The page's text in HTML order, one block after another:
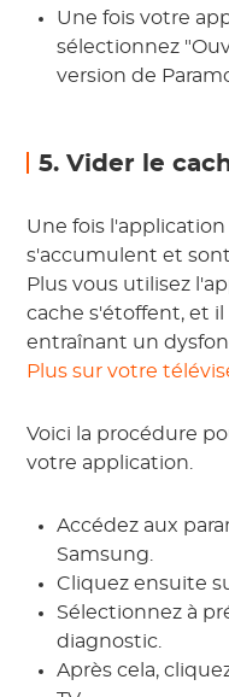
Une fois votre
sélectionnez
version de
5. Vider le
Une fois
s'accumulent et
Plus vous utilisez
cache s'étoffent, et
entraînant un
Plus sur votre
Voici la procédure
votre application.
Accédez aux
Samsung.
Cliquez ensuite
Sélectionnez à
diagnostic.
Après cela,